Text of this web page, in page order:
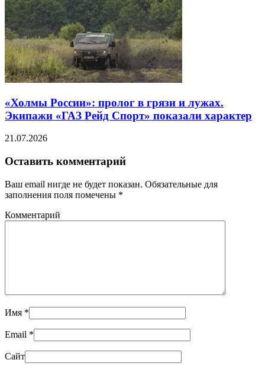
«Холмы России»: пролог в грязи и лужах.
Экипажи «ГАЗ Рейд Спорт» показали характер
21.07.2026
Оставить комментарий
Ваш email нигде не будет показан. Обязательные для
заполнения поля помечены *
Комментарий
Имя *
Email *
Сайт